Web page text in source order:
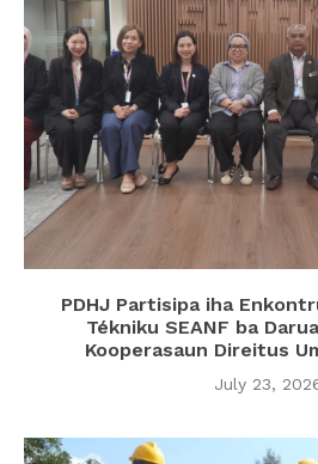
PDHJ Partisipa iha
Tékniku SEANF ba
Kooperasaun Direitus
July 23,